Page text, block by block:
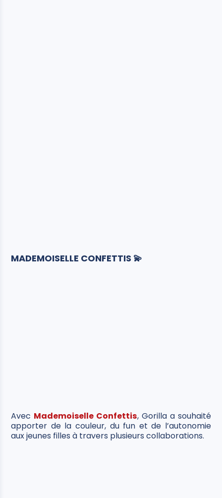
MADEMOISELLE CONFETTIS 💫
Avec Mademoiselle Confettis, Gorilla a souhaité
apporter de la couleur, du fun et de l’autonomie
aux jeunes filles à travers plusieurs collaborations.